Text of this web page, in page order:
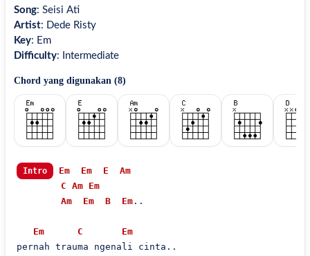
Song: Seisi Ati
Artist: Dede Risty
Key: Em
Difficulty: Intermediate
Chord yang digunakan (8)
Intro Em Em E
Am
C Am
Em
Am
Em B Em..
Em C
Em
pernah trauma ngenali cinta..